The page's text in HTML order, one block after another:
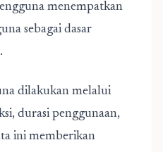
menempatkan
sebagai dasar
dilakukan melalui
durasi penggunaan,
ini memberikan